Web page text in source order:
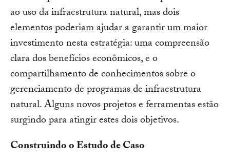
ao uso da infraestrutura natural, mas dois
elementos poderiam ajudar a garantir um maior
investimento nesta estratégia: uma compreensão
clara dos benefícios econômicos, e o
compartilhamento de conhecimentos sobre o
gerenciamento de programas de infraestrutura
natural. Alguns novos projetos e ferramentas estão
surgindo para atingir estes dois objetivos.
Construindo o Estudo de Caso